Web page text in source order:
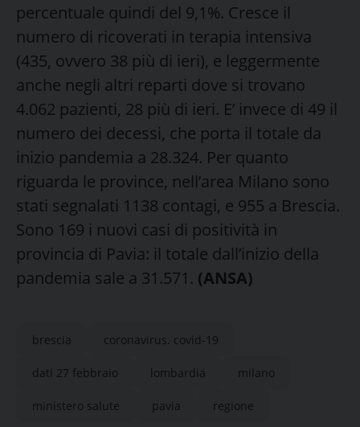
percentuale quindi del 9,1%. Cresce il
numero di ricoverati in terapia intensiva
(435, ovvero 38 più di ieri), e leggermente
anche negli altri reparti dove si trovano
4.062 pazienti, 28 più di ieri. E’ invece di 49 il
numero dei decessi, che porta il totale da
inizio pandemia a 28.324. Per quanto
riguarda le province, nell’area Milano sono
stati segnalati 1138 contagi, e 955 a Brescia.
Sono 169 i nuovi casi di positività in
provincia di Pavia: il totale dall’inizio della
pandemia sale a 31.571. (ANSA)
brescia coronavirus. covid-19
dati 27 febbraio lombardia milano
ministero salute pavia regione